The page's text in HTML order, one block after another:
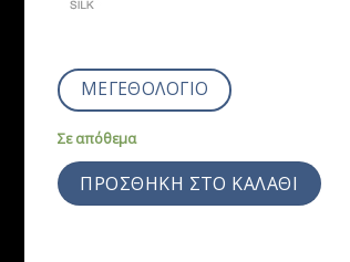
ΜΕΓΕΘΟΛΟΓΙΟ
Σε απόθεμα
ΠΡΟΣΘΉΚΗ ΣΤΟ ΚΑΛΆΘΙ